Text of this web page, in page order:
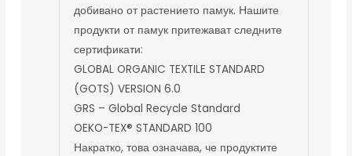
добивано от растението памук. Нашите
продукти от памук притежават следните
сертификати:
GLOBAL ORGANIC TEXTILE STANDARD
(GOTS) VERSION 6.0
GRS – Global Recycle Standard
OEKO-TEX® STANDARD 100
Накратко, това означава, че продуктите